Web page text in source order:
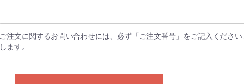
ご注文に関するお問い合わせには、必ず「ご注文番号」をご記入くださ
します。